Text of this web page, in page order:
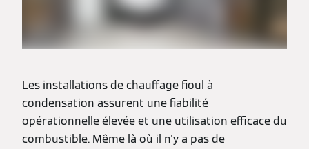
Les installations de chauffage fioul à
condensation assurent une fiabilité
opérationnelle élevée et une utilisation efficace du
combustible. Même là où il n'y a pas de